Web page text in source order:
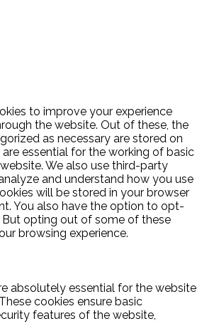
to improve your experience
the website. Out of these, the
as necessary are stored on
essential for the working of basic
We also use third-party
and understand how you use
will be stored in your browser
You also have the option to opt-
opting out of some of these
browsing experience.
absolutely essential for the website
cookies ensure basic
features of the website,